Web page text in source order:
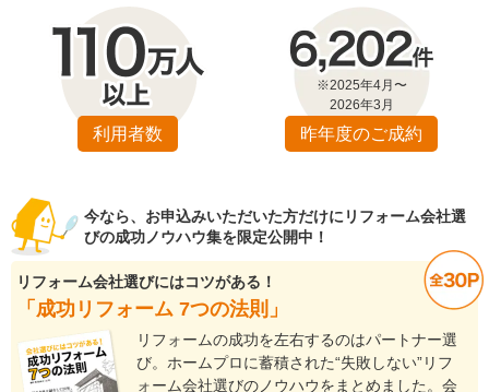
利用者数
※2025年4月〜
2026年3月
昨年度のご成約
今なら、お申込みいただいた方だけにリフォーム会社選
びの成功ノウハウ集を限定公開中！
リフォーム会社選びにはコツがある！
「成功リフォーム 7つの法則」
リフォームの成功を左右するのはパートナー選
び。ホームプロに蓄積された“失敗しない”リフ
ォーム会社選びのノウハウをまとめました。会